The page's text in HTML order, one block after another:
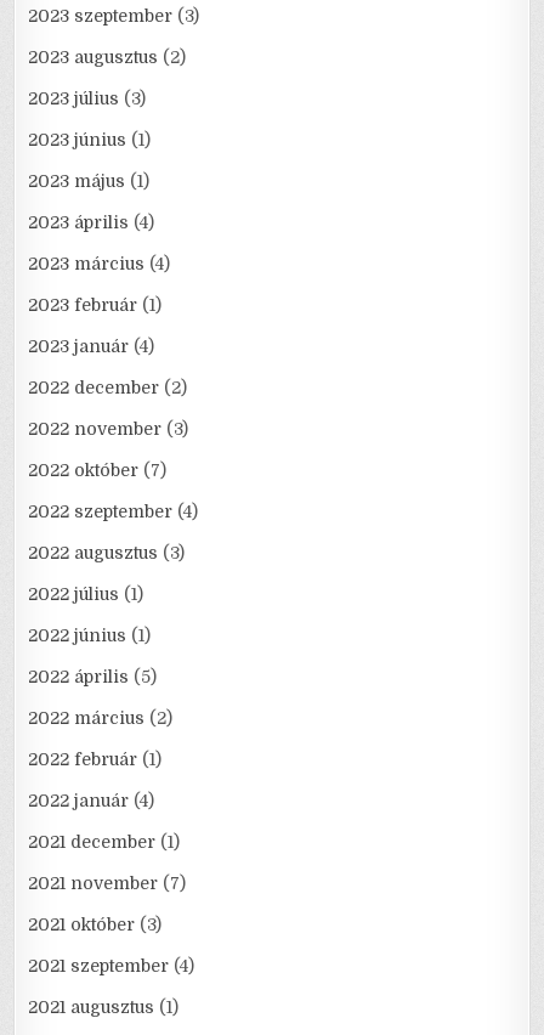
2023 szeptember (3)
2023 augusztus (2)
2023 július (3)
2023 június (1)
2023 május (1)
2023 április (4)
2023 március (4)
2023 február (1)
2023 január (4)
2022 december (2)
2022 november (3)
2022 október (7)
2022 szeptember (4)
2022 augusztus (3)
2022 július (1)
2022 június (1)
2022 április (5)
2022 március (2)
2022 február (1)
2022 január (4)
2021 december (1)
2021 november (7)
2021 október (3)
2021 szeptember (4)
2021 augusztus (1)